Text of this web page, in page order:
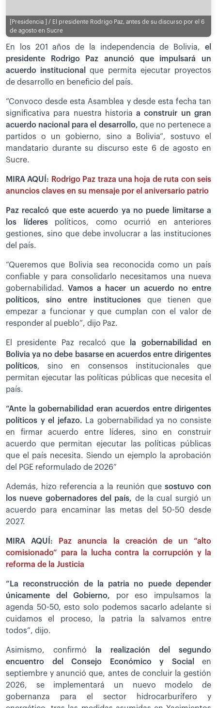
[Presidencia ] / El presidente Rodrigo Paz, antes de su discurso por el 6
de agosto en Sucre
En los 201 años de la independencia de Bolivia, el
presidente Rodrigo Paz anunció que impulsará un
acuerdo institucional
que permita ejecutar proyectos
de desarrollo en beneficio del país.
”Convoco desde esta Asamblea y desde esta fecha tan
significativa para nuestra historiaa construir un gran
acuerdo nacional para el desarrollo, que no pertenece a
partidos o un gobierno, sino a Bolivia”, sostuvo el
mandatario durante su discurso este 6 de agosto en
Sucre.
MIRA AQUÍ: Rodrigo Paz traza una hoja de ruta con seis
anuncios claves en su mensaje por el aniversario patrio
Paz recalcó que este acuerdo ya no puede limitarse a
los líderespolíticos, como ocurrió en anteriores
gestiones, sino que debe involucrar a las instituciones
del país.
“Queremos que Bolivia sea reconocida como un país
confiable y para consolidarlo necesitamos una nueva
gobernabilidad.
Vamos a hacer un acuerdo no entre
políticos, sino entre instituciones que tienen que
empezar a funcionar y que cumplan con el valor de
responder al pueblo”, dijo Paz.
El presidente Paz recalcó que la gobernabilidad en
Bolivia ya no debe basarse en acuerdos entre dirigentes
políticos, sino en consensos institucionales que
permitan ejecutar las políticas públicas que necesita el
país.
“Ante la gobernabilidad eran acuerdos entre dirigentes
políticos y el jefazo. La gobernabilidad ya no consiste
en firmar acuerdo entre líderes, sino en construir
acuerdo que permitan ejecutar las políticas públicas
que el país necesita. Siendo un ejemplo la aprobación
del PGE reformulado de 2026”
Además, hizo referencia a la reunión que sostuvo con
los nueve gobernadores del país, de la cual surgió un
acuerdo para encaminar las metas del 50-50 desde
2027.
MIRA AQUÍ:
Paz anuncia la creación de un “alto
comisionado” para la lucha contra la corrupción y la
reforma de la Justicia
“La reconstrucción de la patria no puede depender
únicamente del Gobierno, por eso impulsamos la
agenda 50-50, esto solo podemos sacarlo adelante si
cuidamos el proceso, la patria la salvamos entre
todos”, dijo.
Asimismo, confirmó la realización del segundo
encuentro del Consejo Económico y Social en
septiembre y anunció que, antes de concluir la gestión
2026, se implementará un nuevo modelo de
gobernanza para el sector hidrocarburífero y